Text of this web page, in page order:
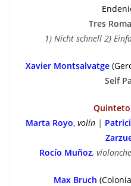
Tres
1) Nicht schnell 2)
Xavier Montsalvatge
Self
Quinteto
Marta Royo, volín |
Rocío Muñoz,
Max Bruch